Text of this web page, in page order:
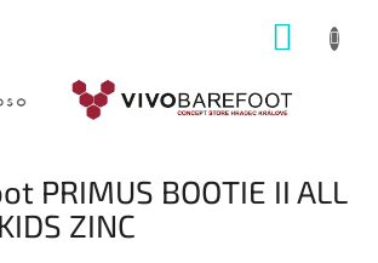
PRIMUS BOOTIE II ALL
ZINC